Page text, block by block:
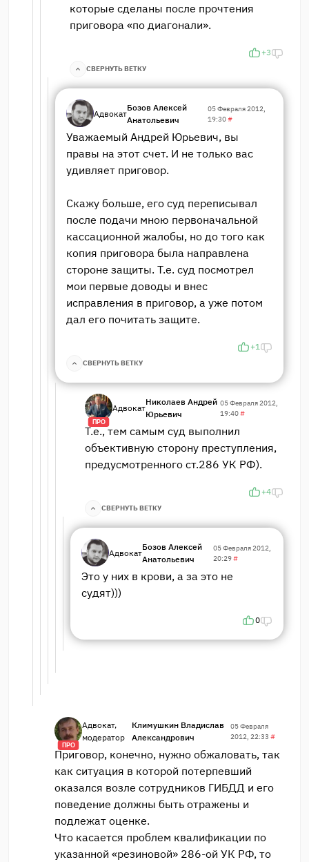
которые сделаны после прочтения
приговора «по диагонали».
+3
СВЕРНУТЬ ВЕТКУ
Адвокат
Бозов Алексей
Анатольевич
05 Февраля 2012,
19:30#
Уважаемый Андрей Юрьевич, вы
правы на этот счет. И не только вас
удивляет приговор.
Скажу больше, его суд переписывал
после подачи мною первоначальной
кассационной жалобы, но до того как
копия приговора была направлена
стороне защиты. Т.е. суд посмотрел
мои первые доводы и внес
исправления в приговор, а уже потом
дал его почитать защите.
+1
СВЕРНУТЬ ВЕТКУ
ПРО
Адвокат
Николаев Андрей
Юрьевич
05 Февраля 2012,
19:40#
Т.е., тем самым суд выполнил
объективную сторону преступления,
предусмотренного ст.286 УК РФ).
+4
СВЕРНУТЬ ВЕТКУ
Адвокат
Бозов Алексей
Анатольевич
05 Февраля 2012,
20:29#
Это у них в крови, а за это не
судят)))
0
ПРО
Адвокат,
модератор
Климушкин Владислав
Александрович
05 Февраля
2012, 22:33#
Приговор, конечно, нужно обжаловать, так
как ситуация в которой потерпевший
оказался возле сотрудников ГИБДД и его
поведение должны быть отражены и
подлежат оценке.
Что касается проблем квалификации по
указанной «резиновой» 286-ой УК РФ, то